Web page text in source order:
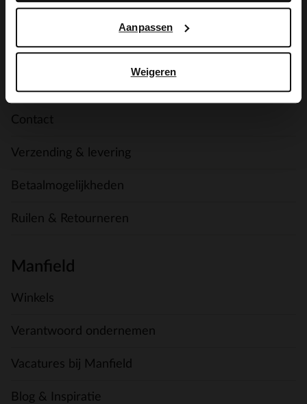
Aanpassen
Weigeren
AANMELDEN MY MANFIELD
Meer over My Manfield
Service
Contact
Verzending & levering
Betaalmogelijkheden
Ruilen & Retourneren
Manfield
Winkels
Verantwoord ondernemen
Vacatures bij Manfield
Blog & Inspiratie